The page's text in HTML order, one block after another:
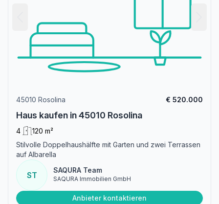
45010 Rosolina € 520.000
Haus kaufen in 45010 Rosolina
4
120 m²
Stilvolle Doppelhaushälfte mit Garten und zwei Terrassen
auf Albarella
ST
SAQURA Team
SAQURA Immobilien GmbH
Anbieter kontaktieren